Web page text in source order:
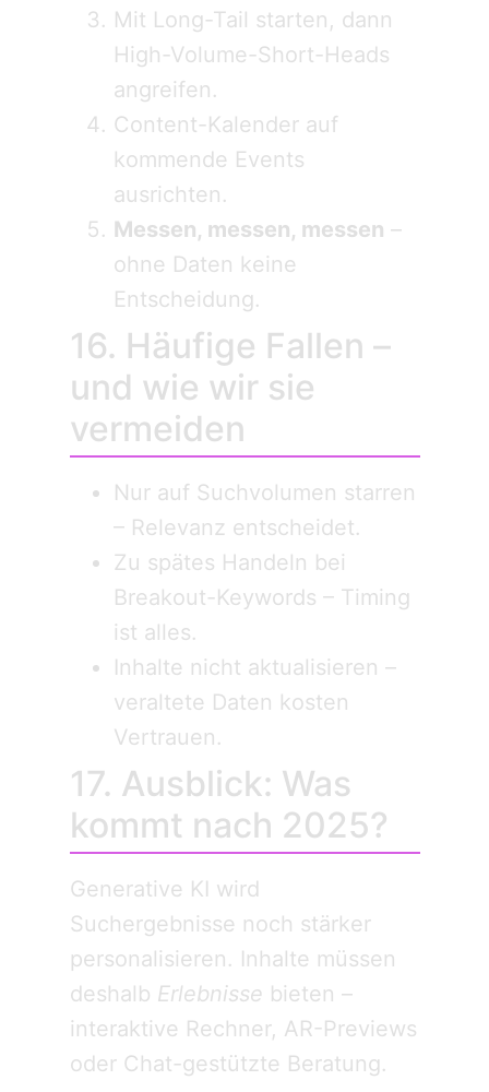
Mit Long-Tail starten, dann
High-Volume-Short-Heads
angreifen.
Content-Kalender auf
kommende Events
ausrichten.
Messen, messen, messen –
ohne Daten keine
Entscheidung.
16. Häufige Fallen –
und wie wir sie
vermeiden
Nur auf Suchvolumen starren
– Relevanz entscheidet.
Zu spätes Handeln bei
Breakout-Keywords – Timing
ist alles.
Inhalte nicht aktualisieren –
veraltete Daten kosten
Vertrauen.
17. Ausblick: Was
kommt nach 2025?
Generative KI wird
Suchergebnisse noch stärker
personalisieren. Inhalte müssen
deshalb Erlebnisse bieten –
interaktive Rechner, AR-Previews
oder Chat-gestützte Beratung.